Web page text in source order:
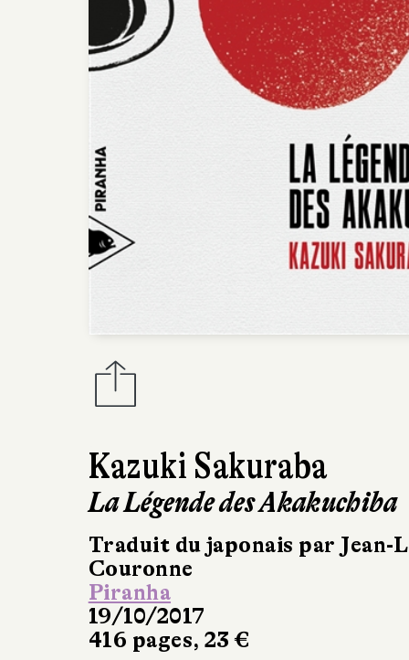
Kazuki Sakuraba
La Légende des Akakuchiba
Traduit du japonais par Jean-
Couronne
Piranha
19/10/2017
416 pages, 23 €